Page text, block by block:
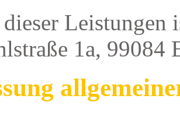
1a, 99084